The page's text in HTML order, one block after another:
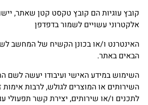
קובץ עוגיות הם קובץ טקסט קטן שאתר,
אלקטרוני עשויים לשמור בדפדפן
האינטרנט ו/או בכונן הקשיח של המחשב
הבאים באתר.
השימוש במידע האישי ועיבודו יעשה לשם
השירותים או המוצרים לגולש, לרבות
לתכנים ו/או שירותים, יצירת קשר תפעולי